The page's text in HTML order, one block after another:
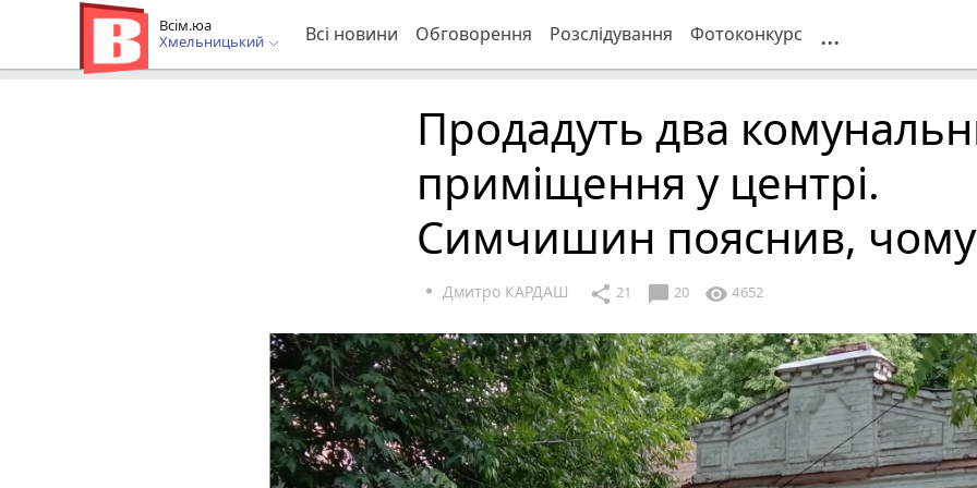
Всім.юа
Хмельницький
Всі новини Обговорення Розслідування Фотоконкурс ...
Продадуть два
приміщення у центрі.
Симчишин пояснив, чому
Дмитро КАРДАШ share 21 chat_bubble 20 visibility 4652